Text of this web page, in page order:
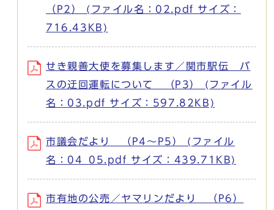
（P2） (ファイル名：02.pdf サイズ：
716.43KB)
せき親善大使を募集します／関市駅伝 バ
スの迂回運転について （P3） (ファイル
名：03.pdf サイズ：597.82KB)
市議会だより （P4～P5） (ファイル
名：04_05.pdf サイズ：439.71KB)
市有地の公売／ヤマリンだより （P6）